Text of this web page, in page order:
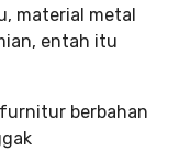
material metal
entah itu
berbahan